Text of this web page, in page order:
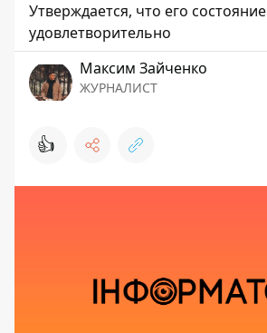
Утверждается, что его состояние
удовлетворительно
Максим Зайченко
ЖУРНАЛИСТ
👍